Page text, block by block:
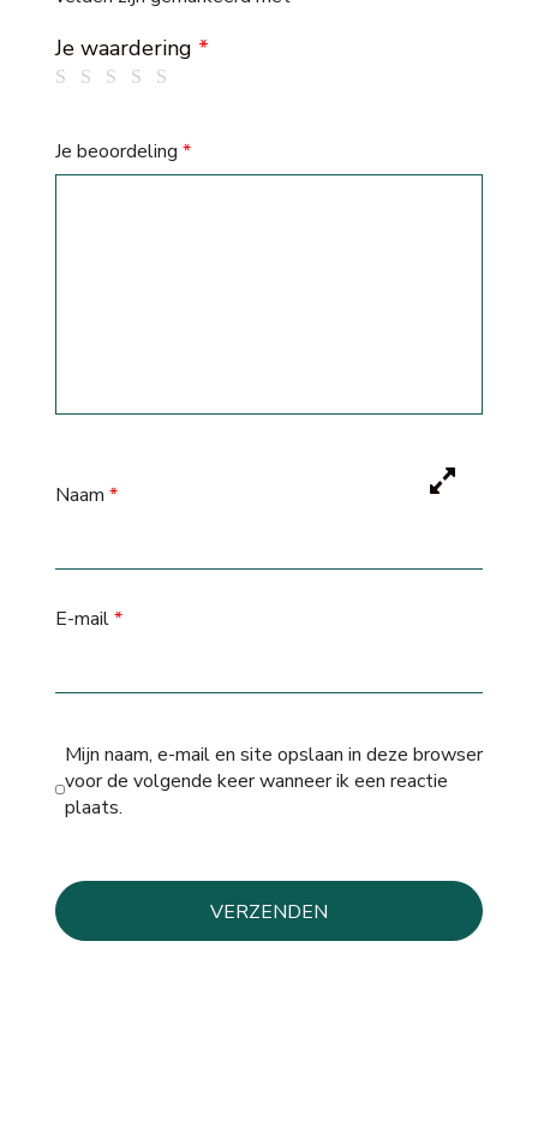
Je waardering *
Je beoordeling *
Naam *
E-mail*
Mijn naam, e-mail en site opslaan in deze browser
voor de volgende keer wanneer ik een reactie
plaats.